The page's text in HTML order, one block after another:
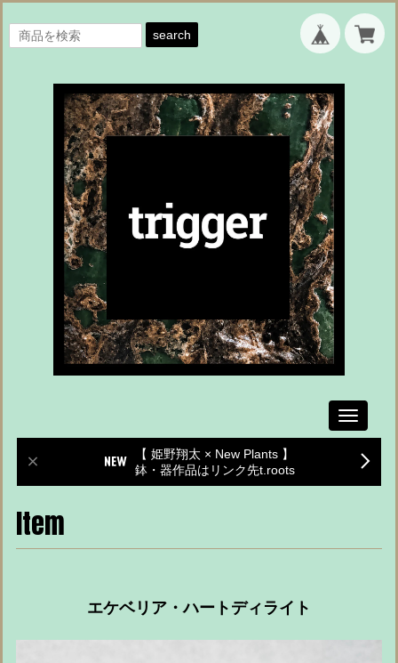
search
Toggle
【 姫野翔太 × New Plants 】
鉢・器作品はリンク先t.roots
Item
エケベリア・ハートディライト